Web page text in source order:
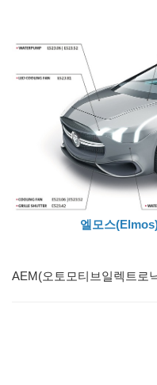
엘모스
AEM(오토모티브일렉트로